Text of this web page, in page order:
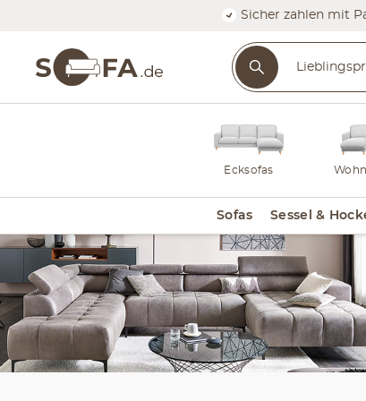
Sicher zahlen mit
Ecksofas
Sofas Sessel &